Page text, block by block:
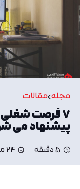
مجله مقالات
7 فرصت شغلی
پیشنهاد می‌
5 دقیقه 24 مرداد, 13:32